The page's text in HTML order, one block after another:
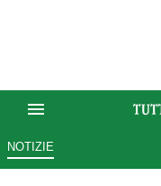
NOTIZIE